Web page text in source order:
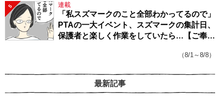
5 連載
「私スズマークのこと全部わかってるので」
PTAの一大イベント、スズマークの集計日、
保護者と楽しく作業をしていたら…【ご奉仕
（8/1～8/8）
最新記事